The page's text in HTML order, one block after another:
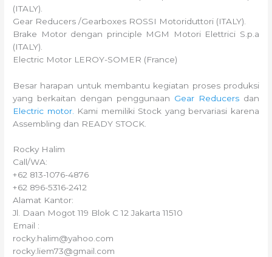
(ITALY).
Gear Reducers /Gearboxes ROSSI Motoriduttori (ITALY).
Brake Motor dengan principle MGM Motori Elettrici S.p.a
(ITALY).
Electric Motor LEROY-SOMER (France)
Besar harapan untuk membantu kegiatan proses produksi
yang berkaitan dengan penggunaan Gear Reducersdan
Electric motor.
Kami memiliki Stock yang bervariasi karena
Assembling dan READY STOCK.
Rocky Halim
Call/WA:
+62 813-1076-4876
+62 896-5316-2412
Alamat Kantor:
Jl. Daan Mogot 119 Blok C 12 Jakarta 11510
Email :
rocky.halim@yahoo.com
rocky.liem73@gmail.com